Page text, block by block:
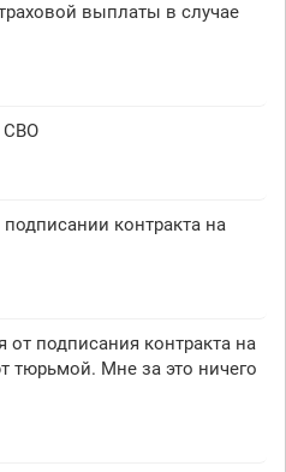
выплаты в случае
СВО
контракта на
от подписания контракта на
тюрьмой. Мне за это ничего